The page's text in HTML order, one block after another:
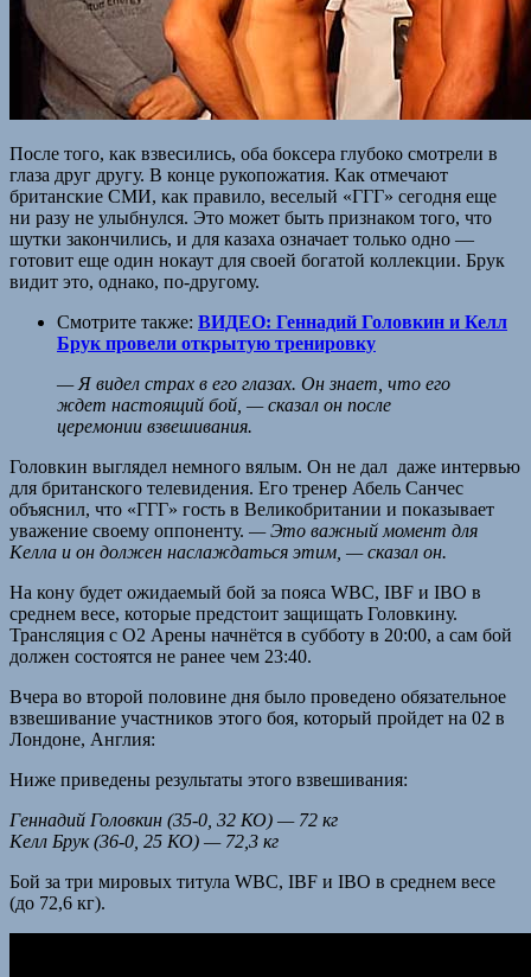
После того, как взвесились, оба боксера глубоко смотрели в
глаза друг другу. В конце рукопожатия. Как отмечают
британские СМИ, как правило, веселый «ГГГ» сегодня еще
ни разу не улыбнулся. Это может быть признаком того, что
шутки закончились, и для казаха означает только одно —
готовит еще один нокаут для своей богатой коллекции. Брук
видит это, однако, по-другому.
Смотрите также: ВИДЕО: Геннадий Головкин и Келл
Брук провели открытую тренировку
— Я видел страх в его глазах. Он знает, что его
ждет настоящий бой, — сказал он после
церемонии взвешивания.
Головкин выглядел немного вялым. Он не дал даже интервью
для британского телевидения. Его тренер Абель Санчес
объяснил, что «ГГГ» гость в Великобритании и показывает
уважение своему оппоненту. — Это важный момент для
Келла и он должен наслаждаться этим, — сказал он.
На кону будет ожидаемый бой за пояса WBC, IBF и IBO в
среднем весе, которые предстоит защищать Головкину.
Трансляция с O2 Арены начнётся в субботу в 20:00, а сам бой
должен состоятся не ранее чем 23:40.
Вчера во второй половине дня было проведено обязательное
взвешивание участников этого боя, который пройдет на 02 в
Лондоне, Англия:
Ниже приведены результаты этого взвешивания:
Геннадий Головкин (35-0, 32 КО) — 72 кг
Келл Брук (36-0, 25 КО) — 72,3 кг
Бой за три мировых титула WBC, IBF и IBO в среднем весе
(до 72,6 кг).